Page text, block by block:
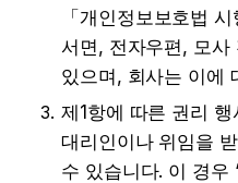
「개인정보보호법
서면, 전자우편, 모사
있으며, 회사는 이에
제1항에 따른 권리
대리인이나 위임을
수 있습니다. 이 경우